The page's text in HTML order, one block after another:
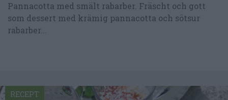
Pannacotta med smält rabarber. Fräscht och gott
som dessert med krämig pannacotta och sötsur
rabarber...
RECEPT